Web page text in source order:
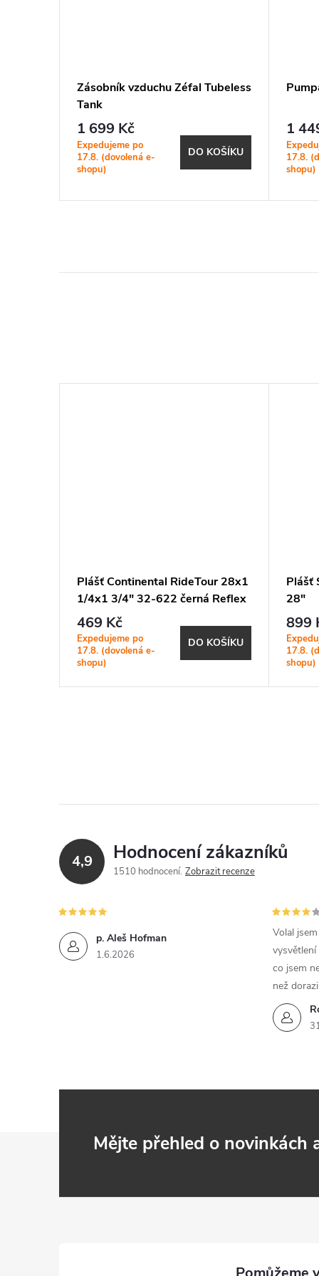
Zásobník vzduchu Zéfal Tubeless
Tank
1 699 Kč
Expedujeme po
17.8. (dovolená e-
shopu)
DO KOŠÍKU
1
17.8.
shopu)
Plášť Continental RideTour 28x1
1/4x1 3/4" 32-622 černá Reflex
469 Kč
Expedujeme po
17.8. (dovolená e-
shopu)
DO KOŠÍKU
Plášť
28"
899
17.8.
shopu)
4,9 Hodnocení zákazníků
1510 hodnocení Zobrazit recenze
p. Aleš Hofman
1.6.2026
Volal
vysvětlení
co jsem
než
Mějte přehled o novinkách